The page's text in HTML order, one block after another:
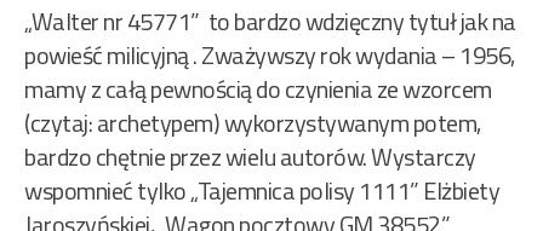
„Walter nr 45771” to bardzo wdzięczny tytuł jak na
powieść milicyjną . Zważywszy rok wydania – 1956,
mamy z całą pewnością do czynienia ze wzorcem
(czytaj: archetypem) wykorzystywanym potem,
bardzo chętnie przez wielu autorów. Wystarczy
wspomnieć tylko „Tajemnica polisy 1111” Elżbiety